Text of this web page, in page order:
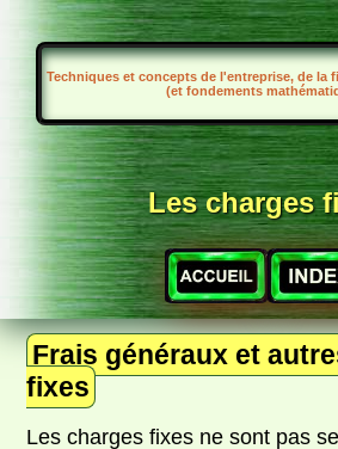
Techniques et concepts de l'entreprise, de la
(et fondements
Les charges
Frais généraux et
fixes
Les charges fixes ne sont pas